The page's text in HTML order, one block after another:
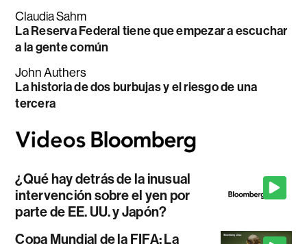
Claudia Sahm
La Reserva Federal tiene que empezar a escuchar
a la gente común
John Authers
La historia de dos burbujas y el riesgo de una
tercera
¿Qué hay detrás de la inusual
intervención sobre el yen por
parte de EE. UU. y Japón?
Copa Mundial de la FIFA: La